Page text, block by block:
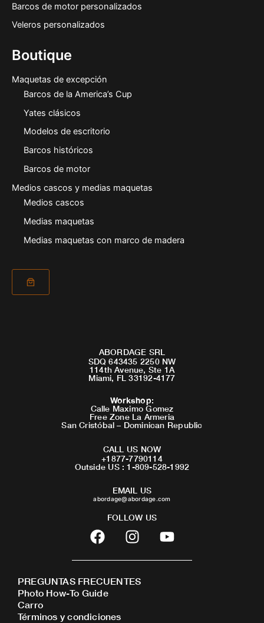
Barcos de motor personalizados
Veleros personalizados
Boutique
Maquetas de excepción
Barcos de la America’s Cup
Yates clásicos
Modelos de escritorio
Barcos históricos
Barcos de motor
Medios cascos y medias maquetas
Medios cascos
Medias maquetas
Medias maquetas con marco de madera
ABORDAGE SRL
SDQ 643435 2250 NW
114th Avenue, Ste 1A
Miami, FL 33192-4177
Workshop:
Calle Maximo Gomez
Free Zone La Armeria
San Cristóbal – Dominican Republic
CALL US NOW
+1877-7790114
Outside US : 1-809-528-1992
EMAIL US
abordage@abordage.com
FOLLOW US
F
a
c
b
o
o
I
n
s
a
Y
o
u
PREGUNTAS FRECUENTES
Photo How-To Guide
Carro
Términos y condiciones